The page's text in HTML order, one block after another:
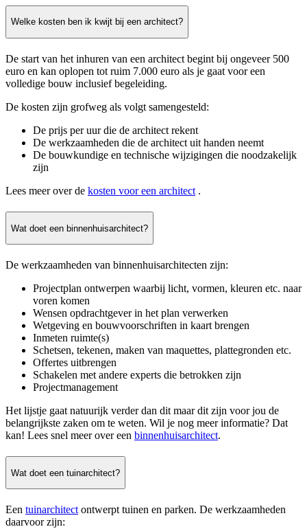
Welke kosten ben ik kwijt bij een architect?
De start van het inhuren van een architect begint bij ongeveer 500
euro en kan oplopen tot ruim 7.000 euro als je gaat voor een
volledige bouw inclusief begeleiding.
De kosten zijn grofweg als volgt samengesteld:
De prijs per uur die de architect rekent
De werkzaamheden die de architect uit handen neemt
De bouwkundige en technische wijzigingen die noodzakelijk
zijn
Lees meer over de kosten voor een architect .
Wat doet een binnenhuisarchitect?
De werkzaamheden van binnenhuisarchitecten zijn:
Projectplan ontwerpen waarbij licht, vormen, kleuren etc. naar
voren komen
Wensen opdrachtgever in het plan verwerken
Wetgeving en bouwvoorschriften in kaart brengen
Inmeten ruimte(s)
Schetsen, tekenen, maken van maquettes, plattegronden etc.
Offertes uitbrengen
Schakelen met andere experts die betrokken zijn
Projectmanagement
Het lijstje gaat natuurijk verder dan dit maar dit zijn voor jou de
belangrijkste zaken om te weten. Wil je nog meer informatie? Dat
kan! Lees snel meer over een binnenhuisarchitect.
Wat doet een tuinarchitect?
Een tuinarchitect ontwerpt tuinen en parken. De werkzaamheden
daarvoor zijn: